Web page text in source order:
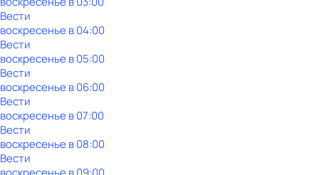
Вести
воскресенье в04:00
Вести
воскресенье в05:00
Вести
воскресенье в06:00
Вести
воскресенье в07:00
Вести
воскресенье в08:00
Вести